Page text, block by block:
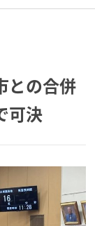
との合併
可決